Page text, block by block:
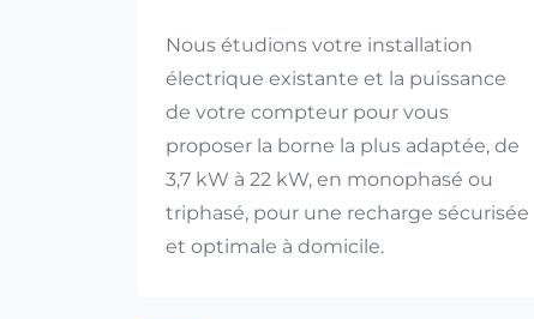
Nous étudions votre installation
électrique existante et la puissance
de votre compteur pour vous
proposer la borne la plus adaptée, de
3,7 kW à 22 kW, en monophasé ou
triphasé, pour une recharge sécurisée
et optimale à domicile.